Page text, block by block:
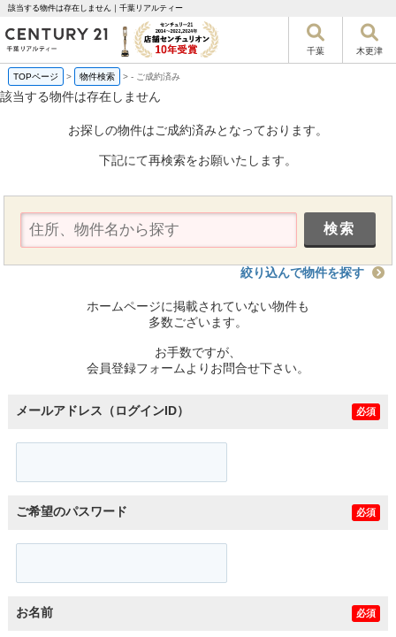
該当する物件は存在しません｜千葉リアルティー
千葉 木更津
TOPページ > 物件検索 >- ご成約済み
該当する物件は存在しません
お探しの物件はご成約済みとなっております。
下記にて再検索をお願いたします。
絞り込んで物件を探す
ホームページに掲載されていない物件も
多数ございます。
お手数ですが、
会員登録フォームよりお問合せ下さい。
メールアドレス（ログインID） 必須
ご希望のパスワード 必須
お名前 必須